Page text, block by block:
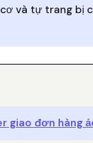
và tự trang bị
giao đơn hàng